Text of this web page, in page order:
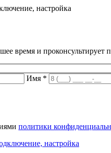
настройка
время и
Имя *
политики